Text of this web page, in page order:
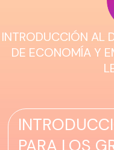
INTRODUCCIÓN AL
DE ECONOMÍA Y
PARA LOS